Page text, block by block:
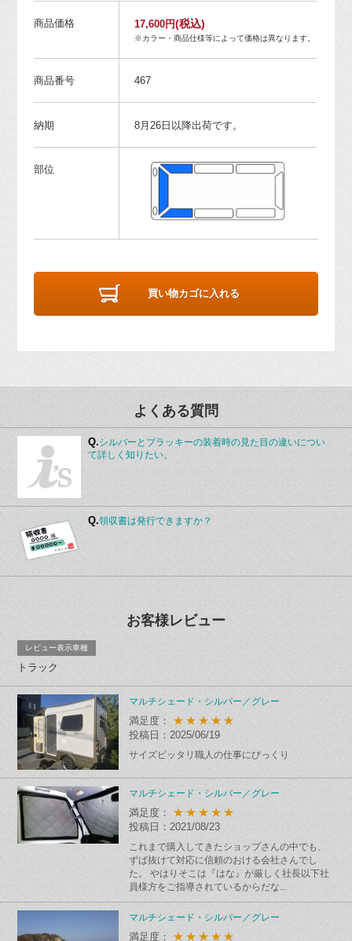
商品価格 17,600円(税込)
※カラー・商品仕様等によって価格は異なります。
商品番号 467
納期 8月26日以降出荷です。
部位
買い物カゴに入れる
よくある質問
Q.シルバーとブラッキーの装着時の見た目の違いについ
て詳しく知りたい。
Q.領収書は発行できますか？
お客様レビュー
レビュー表示車種
トラック
マルチシェード・シルバー／グレー
満足度： ★★★★★
投稿日：2025/06/19
サイズピッタリ職人の仕事にびっくり
マルチシェード・シルバー／グレー
満足度： ★★★★★
投稿日：2021/08/23
これまで購入してきたショップさんの中でも、
ずば抜けて対応に信頼のおける会社さんでし
た。 やはりそこは『はな』が厳しく社長以下社
員様方をご指導されているからだな...
マルチシェード・シルバー／グレー
満足度： ★★★★★